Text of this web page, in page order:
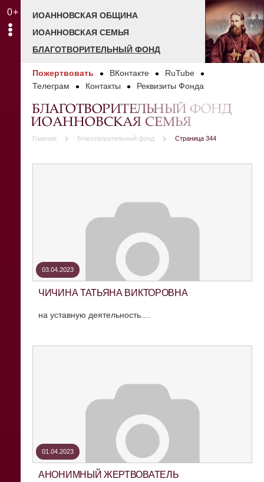
0+
ИОАННОВСКАЯ ОБЩИНА
ИОАННОВСКАЯ СЕМЬЯ
БЛАГОТВОРИТЕЛЬНЫЙ ФОНД
Пожертвовать ВКонтакте
RuTube
Телеграм
Контакты Реквизиты Фонда
БЛАГОТВОРИТЕЛЬНЫЙ ФОНД
ИОАННОВСКАЯ СЕМЬЯ
Главная Благотворительный фонд Страница 344
03.04.2023
ЧИЧИНА ТАТЬЯНА ВИКТОРОВНА
на уставную деятельность....
01.04.2023
АНОНИМНЫЙ ЖЕРТВОВАТЕЛЬ